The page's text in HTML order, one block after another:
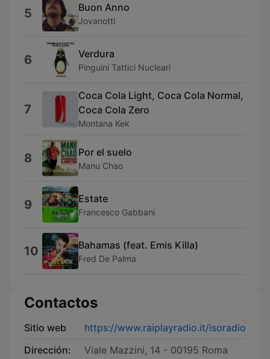
5 Buon Anno
Jovanotti
6 Verdura
Pinguini Tattici Nucleari
7
Coca Cola Light, Coca Cola Normal,
Coca Cola Zero
Montana Kek
8 Por el suelo
Manu Chao
9 Estate
Francesco Gabbani
10 Bahamas (feat. Emis Killa)
Fred De Palma
Contactos
Sitio web
https://www.raiplayradio.it/isoradio
Dirección:
Viale Mazzini, 14 - 00195 Roma